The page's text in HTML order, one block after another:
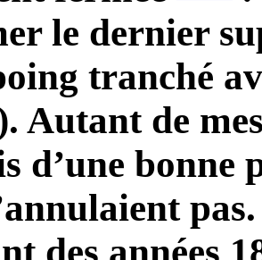
le dernier
tranché
Autant de
d’une bonne
des années